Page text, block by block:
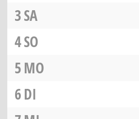
3SA
4SO
5MO
6DI